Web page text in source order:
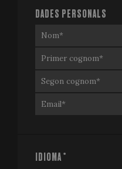
DADES PERSONALS
IDIOMA*